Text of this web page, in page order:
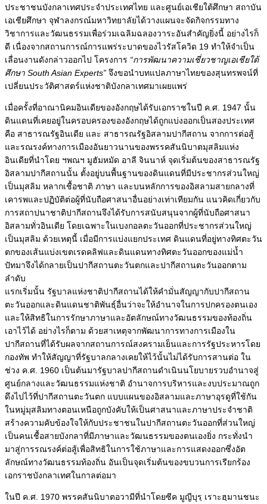
ประชาชนบังกลาเทศประจำประเทศไทย และศูนย์เอเชียใต้ศึกษา สถาบัน
เอเชียศึกษา จุฬาลงกรณ์มหาวิทยาลัยได้วางแผนจะจัดกิจกรรมทาง
วิชาการและวัฒนธรรมเพื่อร่วมเฉลิมฉลองวาระอันสำคัญยิ่งนี้ อย่างไรก็
ดี เนื่องจากสถานการณ์การแพร่ระบาดของไวรัสโควิด 19 ทำให้จำเป็น
เลื่อนงานดังกล่าวออกไป โครงการ “การพัฒนาความเชี่ยวชาญเอเชียใต้
ศึกษา South Asian Experts” จึงขอนำบทแปลภาษาไทยของสุนทรพจน์ที่
เปลี่ยนประวัติศาสตร์แห่งชาติบังกลาเทศมาเผยแพร่
เมื่อครั้งที่อาณานิคมอินเดียของอังกฤษได้รับเอกราชในปี ค.ศ. 1947 นั้น
ดินแดนที่เคยอยู่ในครอบครองของอังกฤษได้ถูกแบ่งออกเป็นสองประเทศ
คือ สาธารณรัฐอินเดีย และ สาธารณรัฐอิสลามปากีสถาน จากการต่อสู้
และรณรงค์ทางการเมืองอันยาวนานของพรรคสันนิบาตมุสลิมแห่ง
อินเดียที่นำโดย ฯพณฯ มูฮัมหมัด อาลี จินนาห์ จุดเริ่มต้นของสาธารณรัฐ
อิสลามปากีสถานนั้น ตั้งอยู่บนพื้นฐานของดินแดนที่มีประชากรส่วนใหญ่
เป็นมุสลิม หลากเชื้อชาติ ภาษา และบนหลักการของอิสลามสายกลางที่
เคารพและปฏิบัติต่อผู้ที่นับถือศาสนาอื่นอย่างเท่าเทียมกัน แนวคิดเกี่ยวกับ
การสถาปนาชาติปากีสถานจึงได้รับการสนับสนุนจากผู้ที่นับถือศาสนา
อิสลามทั่วอินเดีย โดยเฉพาะในเบงกอลตะวันออกที่ประชากรส่วนใหญ่
เป็นมุสลิม ด้วยเหตุนี้ เมื่อมีการแบ่งแยกประเทศ ดินแดนที่อยู่ทางทิศตะวัน
ตกของเส้นแบ่งเขตเรดคลิฟและดินแดนทางทิศตะวันออกของแม่น้ำ
ปัทมาจึงได้กลายเป็นปากีสถานตะวันตกและปากีสถานตะวันออกตาม
ลำดับ
แรกเริ่มนั้น รัฐบาลแห่งชาติปากีสถานได้ให้คำมั่นสัญญากับปากีสถาน
ตะวันออกและดินแดนชาติพันธุ์อื่นว่าจะให้อำนาจในการปกครองตนเอง
และให้สิทธิในการรักษาภาษาและอัตลักษณ์ทางวัฒนธรรมของท้องถิ่น
เอาไว้ได้ อย่างไรก็ตาม ด้วยสาเหตุจากพัฒนาการทางการเมืองใน
ปากีสถานที่ได้รับผลจากสถานการณ์สงครามเย็นและการรัฐประหารโดย
กองทัพ ทำให้สัญญาที่รัฐบาลกลางเคยให้ไว้นั้นไม่ได้รับการสานต่อ ใน
ช่วง ค.ศ. 1960 เป็นต้นมารัฐบาลปากีสถานดำเนินนโยบายรวบอำนาจสู่
ศูนย์กลางและวัฒนธรรมแห่งชาติ อำนาจการบริหารและงบประมาณถูก
ดึงไปไว้ที่ปากีสถานตะวันตก แบบแผนของอิสลามและภาษาอุรดูที่ใช้กัน
ในหมู่มุสลิมทางตอนเหนือถูกบังคับให้เป็นศาสนาและภาษาประจำชาติ
สร้างความคับข้องใจให้กับประชาชนในปากีสถานตะวันออกที่ส่วนใหญ่
เป็นคนเชื้อสายบังกลาที่มีภาษาและวัฒนธรรมของตนเองยิ่ง กระทั่งนำ
มาสู่การรณรงค์ต่อสู้เพื่อสิทธิในการใช้ภาษาและการแสดงออกซึ่งอัต
ลักษณ์ทางวัฒนธรรมท้องถิ่น อันเป็นจุดเริ่มต้นของขบวนการเรียกร้อง
เอกราชบังกลาเทศในกาลต่อมา
ในปี ค.ศ. 1970 พรรคสันนิบาตอวามีที่นำโดยซีค มูญีบุรฺ เราะฮฺมานชนะ